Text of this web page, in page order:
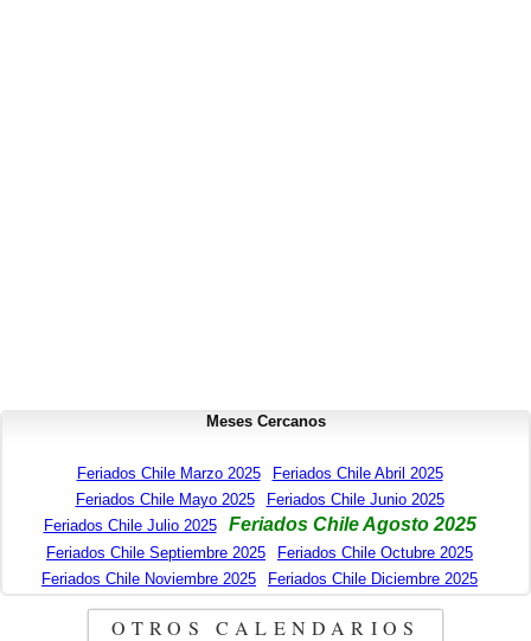
Meses Cercanos
Feriados Chile Marzo 2025
Feriados Chile Abril 2025
Feriados Chile Mayo 2025
Feriados Chile Junio 2025
Feriados Chile Julio 2025
Feriados Chile Agosto 2025
Feriados Chile Septiembre 2025
Feriados Chile Octubre 2025
Feriados Chile Noviembre 2025
Feriados Chile Diciembre 2025
OTROS CALENDARIOS